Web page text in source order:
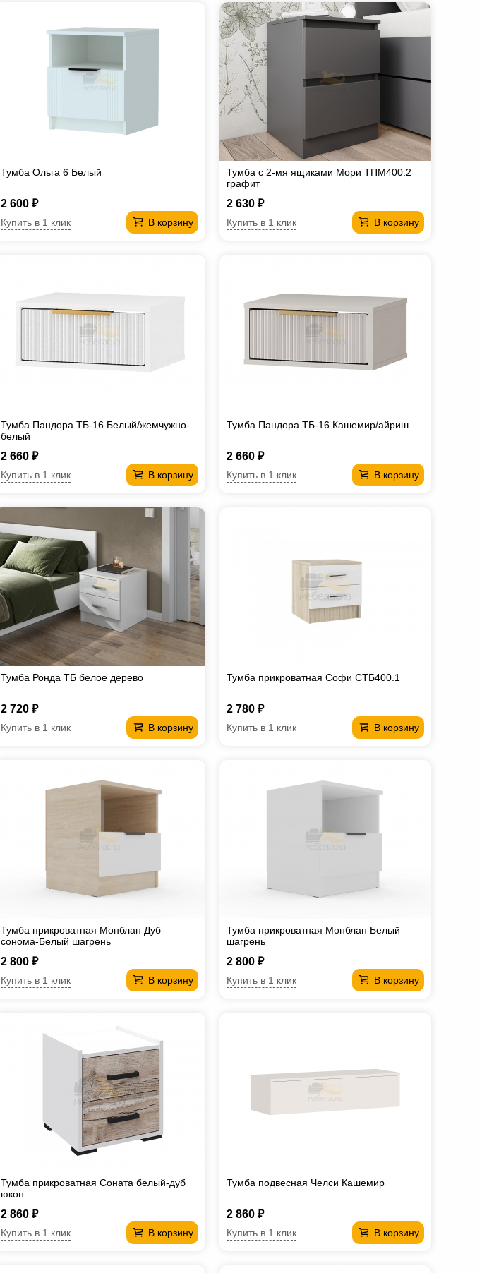
Тумба Ольга 6 Белый
2 600 ₽
В корзину
Купить в 1 клик
Тумба с 2-мя ящиками Мори ТПМ400.2
графит
2 630 ₽
В корзину
Купить в 1 клик
Тумба Пандора ТБ-16 Белый/жемчужно-
белый
2 660 ₽
В корзину
Купить в 1 клик
Тумба Пандора ТБ-16 Кашемир/айриш
2 660 ₽
В корзину
Купить в 1 клик
Тумба Ронда ТБ белое дерево
2 720 ₽
В корзину
Купить в 1 клик
Тумба прикроватная Софи СТБ400.1
2 780 ₽
В корзину
Купить в 1 клик
Тумба прикроватная Монблан Дуб
сонома-Белый шагрень
2 800 ₽
В корзину
Купить в 1 клик
Тумба прикроватная Монблан Белый
шагрень
2 800 ₽
В корзину
Купить в 1 клик
Тумба прикроватная Соната белый-дуб
юкон
2 860 ₽
В корзину
Купить в 1 клик
Тумба подвесная Челси Кашемир
2 860 ₽
В корзину
Купить в 1 клик